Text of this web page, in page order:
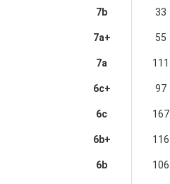
7b 33
7a+ 55
7a 111
6c+ 97
6c 167
6b+ 116
6b 106